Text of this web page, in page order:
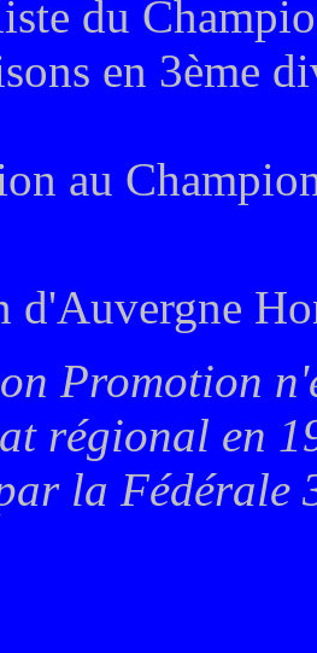
du
en 3ème
au
d'Auvergne
Promotion
régional en
la Fédérale